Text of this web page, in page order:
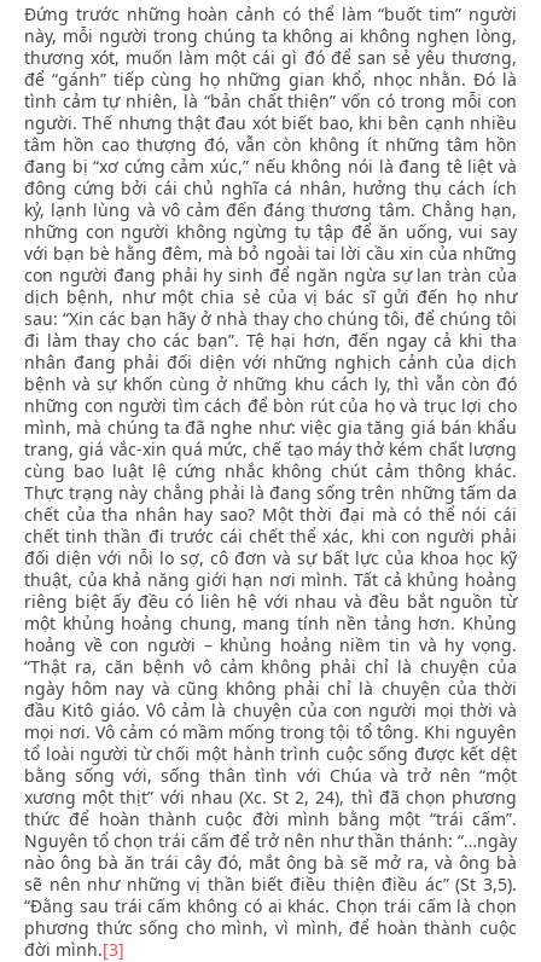
Đứng trước những hoàn cảnh có thể làm “buốt tim” người
này, mỗi người trong chúng ta không ai không nghẹn lòng,
thương xót, muốn làm một cái gì đó để san sẻ yêu thương,
để “gánh” tiếp cùng họ những gian khổ, nhọc nhằn. Đó là
tình cảm tự nhiên, là “bản chất thiện” vốn có trong mỗi con
người. Thế nhưng thật đau xót biết bao, khi bên cạnh nhiều
tâm hồn cao thượng đó, vẫn còn không ít những tâm hồn
đang bị “xơ cứng cảm xúc,” nếu không nói là đang tê liệt và
đông cứng bởi cái chủ nghĩa cá nhân, hưởng thụ cách ích
kỷ, lạnh lùng và vô cảm đến đáng thương tâm. Chẳng hạn,
những con người không ngừng tụ tập để ăn uống, vui say
với bạn bè hằng đêm, mà bỏ ngoài tai lời cầu xin của những
con người đang phải hy sinh để ngăn ngừa sự lan tràn của
dịch bệnh, như một chia sẻ của vị bác sĩ gửi đến họ như
sau: “Xin các bạn hãy ở nhà thay cho chúng tôi, để chúng tôi
đi làm thay cho các bạn”. Tệ hại hơn, đến ngay cả khi tha
nhân đang phải đối diện với những nghịch cảnh của dịch
bệnh và sự khốn cùng ở những khu cách ly, thì vẫn còn đó
những con người tìm cách để bòn rút của họ và trục lợi cho
mình, mà chúng ta đã nghe như: việc gia tăng giá bán khẩu
trang, giá vắc-xin quá mức, chế tạo máy thở kém chất lượng
cùng bao luật lệ cứng nhắc không chút cảm thông khác.
Thực trạng này chẳng phải là đang sống trên những tấm da
chết của tha nhân hay sao? Một thời đại mà có thể nói cái
chết tinh thần đi trước cái chết thể xác, khi con người phải
đối diện với nỗi lo sợ, cô đơn và sự bất lực của khoa học kỹ
thuật, của khả năng giới hạn nơi mình. Tất cả khủng hoảng
riêng biệt ấy đều có liên hệ với nhau và đều bắt nguồn từ
một khủng hoảng chung, mang tính nền tảng hơn. Khủng
hoảng về con người – khủng hoảng niềm tin và hy vọng.
“Thật ra, căn bệnh vô cảm không phải chỉ là chuyện của
ngày hôm nay và cũng không phải chỉ là chuyện của thời
đầu Kitô giáo. Vô cảm là chuyện của con người mọi thời và
mọi nơi. Vô cảm có mầm mống trong tội tổ tông. Khi nguyên
tổ loài người từ chối một hành trình cuộc sống được kết dệt
bằng sống với, sống thân tình với Chúa và trở nên “một
xương một thịt” với nhau (Xc. St 2, 24), thì đã chọn phương
thức để hoàn thành cuộc đời mình bằng một “trái cấm”.
Nguyên tổ chọn trái cấm để trở nên như thần thánh: “…ngày
nào ông bà ăn trái cây đó, mắt ông bà sẽ mở ra, và ông bà
sẽ nên như những vị thần biết điều thiện điều ác” (St 3,5).
“Đằng sau trái cấm không có ai khác. Chọn trái cấm là chọn
phương thức sống cho mình, vì mình, để hoàn thành cuộc
đời mình.[3]